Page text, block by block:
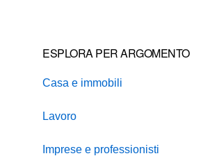
ESPLORA PER ARGOMENTO
Casa e immobili
Lavoro
Imprese e professionisti